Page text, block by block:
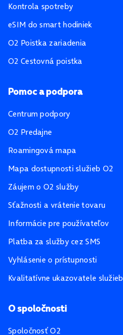
Kontrola spotreby
eSIM do smart hodiniek
O2 Poistka zariadenia
O2 Cestovná poistka
Pomoc a podpora
Centrum podpory
O2 Predajne
Roamingová mapa
Mapa dostupnosti služieb O2
Záujem o O2 služby
Sťažnosti a vrátenie tovaru
Informácie pre používateľov
Platba za služby cez SMS
Vyhlásenie o prístupnosti
Kvalitatívne ukazovatele služieb
O spoločnosti
Spoločnosť O2